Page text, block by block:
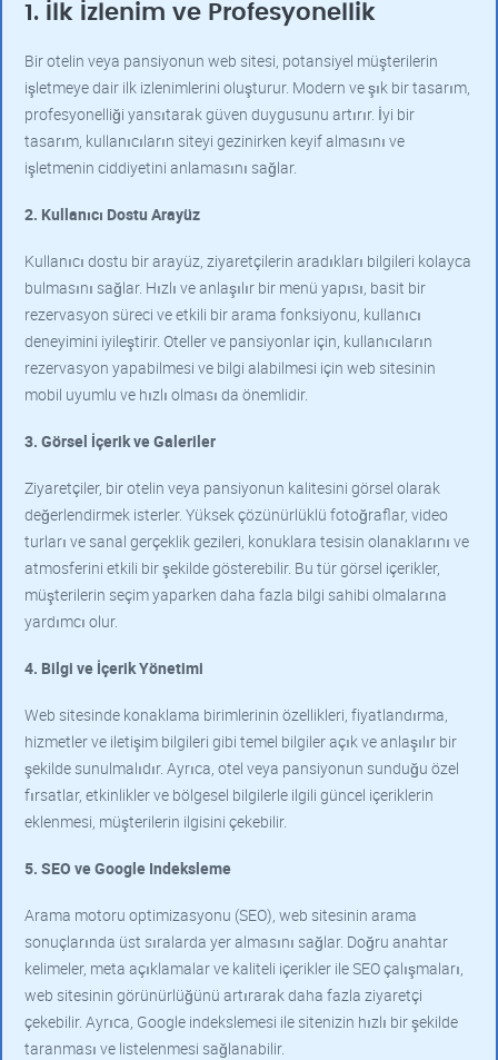
1. İlk İzlenim ve Profesyonellik
Bir otelin veya pansiyonun web sitesi, potansiyel müşterilerin
işletmeye dair ilk izlenimlerini oluşturur. Modern ve şık bir tasarım,
profesyonelliği yansıtarak güven duygusunu artırır. İyi bir
tasarım, kullanıcıların siteyi gezinirken keyif almasını ve
işletmenin ciddiyetini anlamasını sağlar.
2. Kullanıcı Dostu Arayüz
Kullanıcı dostu bir arayüz, ziyaretçilerin aradıkları bilgileri kolayca
bulmasını sağlar. Hızlı ve anlaşılır bir menü yapısı, basit bir
rezervasyon süreci ve etkili bir arama fonksiyonu, kullanıcı
deneyimini iyileştirir. Oteller ve pansiyonlar için, kullanıcıların
rezervasyon yapabilmesi ve bilgi alabilmesi için web sitesinin
mobil uyumlu ve hızlı olması da önemlidir.
3. Görsel İçerik ve Galeriler
Ziyaretçiler, bir otelin veya pansiyonun kalitesini görsel olarak
değerlendirmek isterler. Yüksek çözünürlüklü fotoğraflar, video
turları ve sanal gerçeklik gezileri, konuklara tesisin olanaklarını ve
atmosferini etkili bir şekilde gösterebilir. Bu tür görsel içerikler,
müşterilerin seçim yaparken daha fazla bilgi sahibi olmalarına
yardımcı olur.
4. Bilgi ve İçerik Yönetimi
Web sitesinde konaklama birimlerinin özellikleri, fiyatlandırma,
hizmetler ve iletişim bilgileri gibi temel bilgiler açık ve anlaşılır bir
şekilde sunulmalıdır. Ayrıca, otel veya pansiyonun sunduğu özel
fırsatlar, etkinlikler ve bölgesel bilgilerle ilgili güncel içeriklerin
eklenmesi, müşterilerin ilgisini çekebilir.
5. SEO ve Google Indeksleme
Arama motoru optimizasyonu (SEO), web sitesinin arama
sonuçlarında üst sıralarda yer almasını sağlar. Doğru anahtar
kelimeler, meta açıklamalar ve kaliteli içerikler ile SEO çalışmaları,
web sitesinin görünürlüğünü artırarak daha fazla ziyaretçi
çekebilir. Ayrıca, Google indekslemesi ile sitenizin hızlı bir şekilde
taranması ve listelenmesi sağlanabilir.